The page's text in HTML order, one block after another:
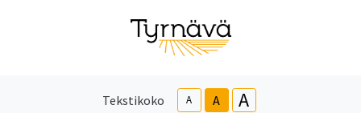
Tekstikoko A A A